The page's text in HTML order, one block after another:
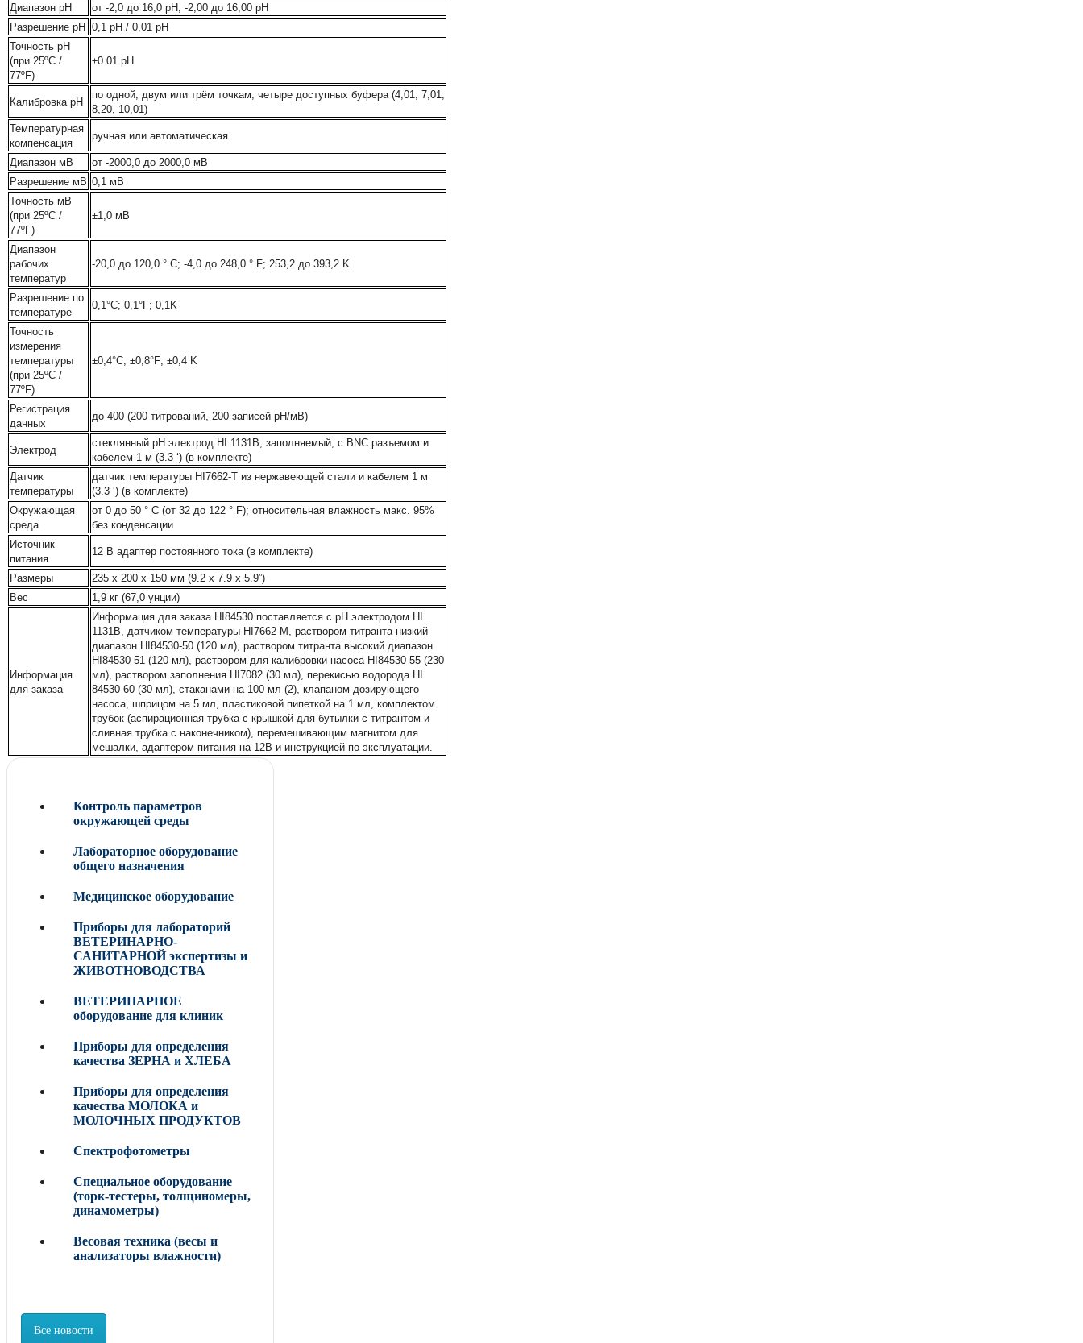
Диапазон рН
от -2,0 до 16,0 рН; -2,00 до 16,00 рН
Разрешение рН
0,1 pH / 0,01 pH
Точность рН
(при 25ºC /
77ºF)
±0.01 pH
Калибровка рН
по одной, двум или трём точкам; четыре доступных буфера (4,01, 7,01,
8,20, 10,01)
Температурная
компенсация
ручная или автоматическая
Диапазон мВ
от -2000,0 до 2000,0 мВ
Разрешение мВ 0,1 мВ
Точность мВ
(при 25ºC /
77ºF)
±1,0 мВ
Диапазон
рабочих
температур
-20,0 до 120,0 ° C; -4,0 до 248,0 ° F; 253,2 до 393,2 K
Разрешение по
температуре
0,1°C; 0,1°F; 0,1K
Точность
измерения
температуры
(при 25ºC /
77ºF)
±0,4°C; ±0,8°F; ±0,4 K
Регистрация
данных
до 400 (200 титрований, 200 записей рН/мВ)
Электрод
стеклянный рН электрод HI 1131B, заполняемый, с BNC разъемом и
кабелем 1 м (3.3 ‘) (в комплекте)
Датчик
температуры
датчик температуры HI7662-T из нержавеющей стали и кабелем 1 м
(3.3 ‘) (в комплекте)
Окружающая
среда
от 0 до 50 ° C (от 32 до 122 ° F); относительная влажность макс. 95%
без конденсации
Источник
питания
12 В адаптер постоянного тока (в комплекте)
Размеры
235 x 200 x 150 мм (9.2 x 7.9 x 5.9”)
Вес
1,9 кг (67,0 унции)
Информация
для заказа
Информация для заказа HI84530 поставляется с рН электродом HI
1131B, датчиком температуры HI7662-М, раствором титранта низкий
диапазон HI84530-50 (120 мл), раствором титранта высокий диапазон
HI84530-51 (120 мл), раствором для калибровки насоса HI84530-55 (230
мл), раствором заполнения HI7082 (30 мл), перекисью водорода HI
84530-60 (30 мл), стаканами на 100 мл (2), клапаном дозирующего
насоса, шприцом на 5 мл, пластиковой пипеткой на 1 мл, комплектом
трубок (аспирационная трубка с крышкой для бутылки с титрантом и
сливная трубка с наконечником), перемешивающим магнитом для
мешалки, адаптером питания на 12В и инструкцией по эксплуатации.
Контроль параметров
окружающей среды
Лабораторное оборудование
общего назначения
Медицинское оборудование
Приборы для лабораторий
ВЕТЕРИНАРНО-
САНИТАРНОЙ экспертизы и
ЖИВОТНОВОДСТВА
ВЕТЕРИНАРНОЕ
оборудование для клиник
Приборы для определения
качества ЗЕРНА и ХЛЕБА
Приборы для определения
качества МОЛОКА и
МОЛОЧНЫХ ПРОДУКТОВ
Спектрофотометры
Специальное оборудование
(торк-тестеры, толщиномеры,
динамометры)
Весовая техника (весы и
анализаторы влажности)
Все новости